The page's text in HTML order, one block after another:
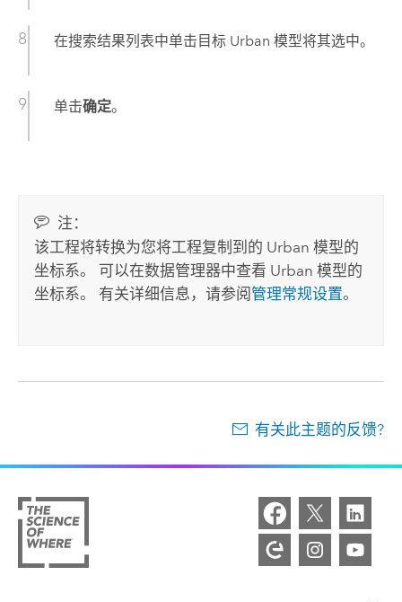
在搜索结果列表中单击目标 Urban 模型将其选中。
单击确定。
注：
该工程将转换为您将工程复制到的 Urban 模型的
坐标系。 可以在数据管理器中查看 Urban 模型的
坐标系。 有关详细信息，请参阅 管理常规设置。
有关此主题的反馈?